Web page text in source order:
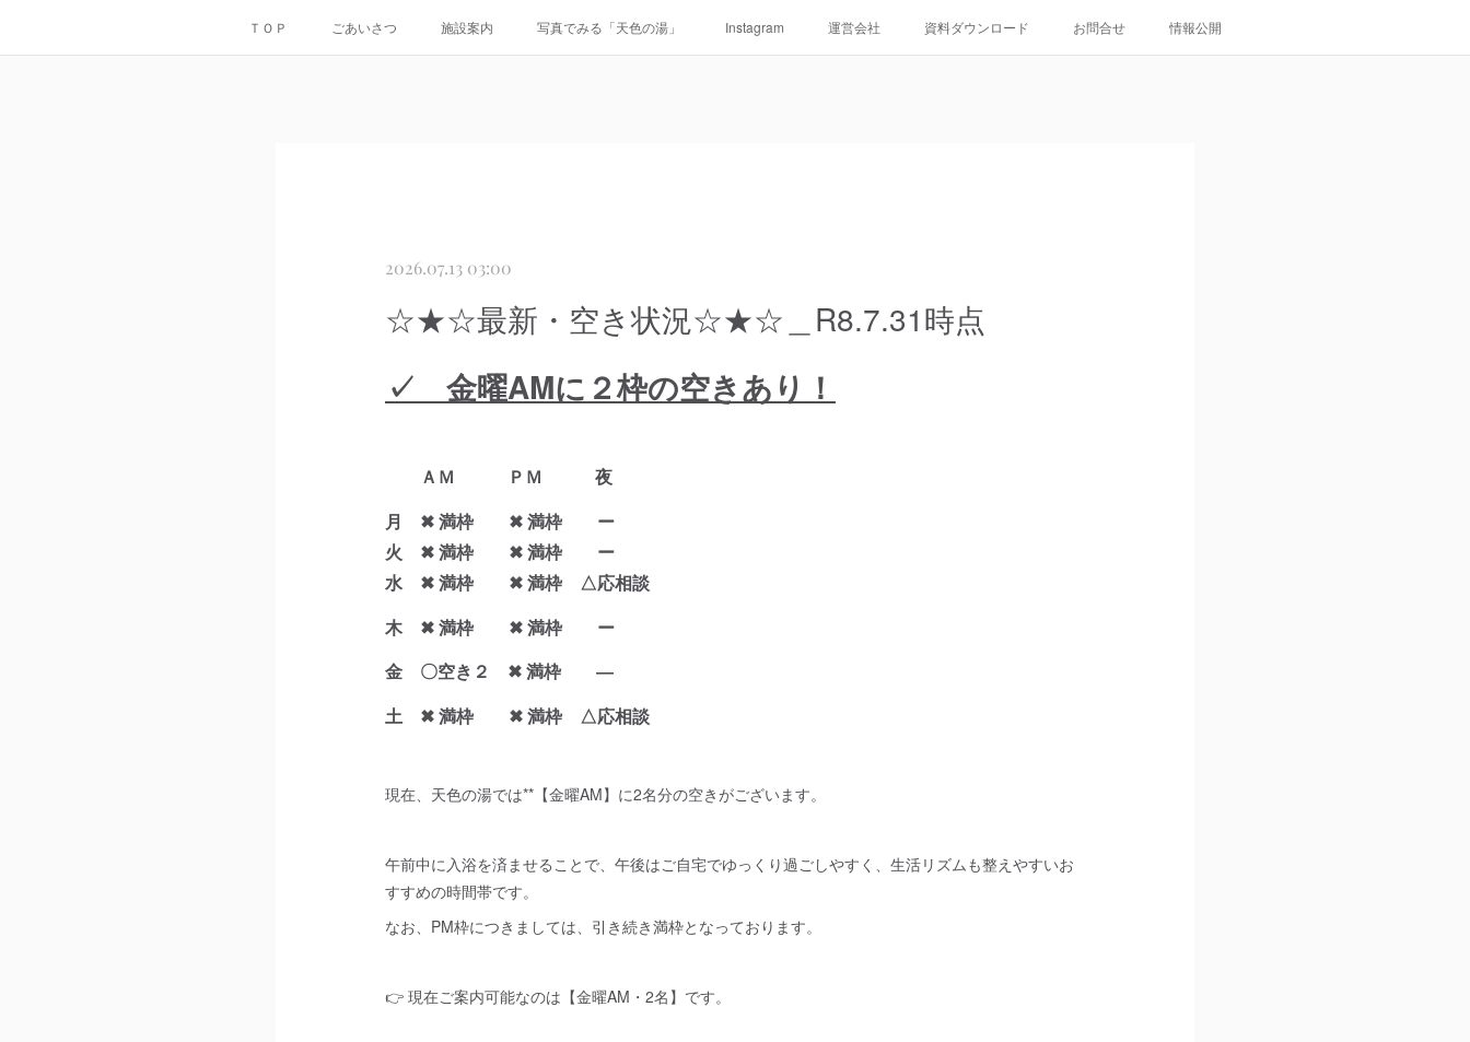
ＴＯＰ ごあいさつ 施設案内 写真でみる「天色の湯」 Instagram 運営会社 資料ダウンロード お問合せ 情報公開
2026.07.13 03:00
☆★☆最新・空き状況☆★☆＿R8.7.31時点
✓ 金曜AMに２枠の空きあり！
ＡＭ ＰＭ 夜
月 ✖ 満枠 ✖ 満枠 ー
火 ✖ 満枠 ✖ 満枠 ー
水 ✖ 満枠 ✖ 満枠 △応相談
木 ✖ 満枠 ✖ 満枠 ー
金 〇空き２ ✖ 満枠 ―
土 ✖ 満枠 ✖ 満枠 △応相談
現在、天色の湯では**【金曜AM】に2名分の空きがございます。
午前中に入浴を済ませることで、午後はご自宅でゆっくり過ごしやすく、生活リズムも整えやすいお
すすめの時間帯です。
なお、PM枠につきましては、引き続き満枠となっております。
👉 現在ご案内可能なのは【金曜AM・2名】です。